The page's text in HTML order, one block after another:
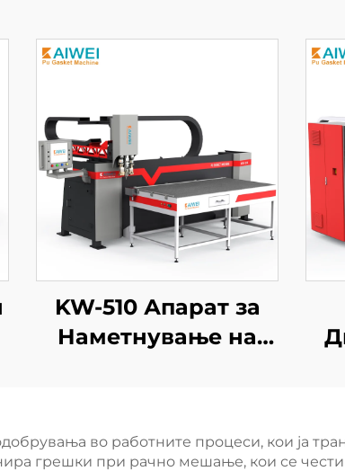
KW-510 Апарат за
Наметнување на
Печатување
во работните процеси, кои ја
грешки при рачно мешање, кои се чести